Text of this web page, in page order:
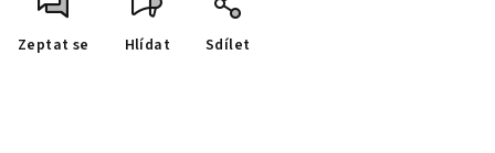
Zeptat se Hlídat Sdílet